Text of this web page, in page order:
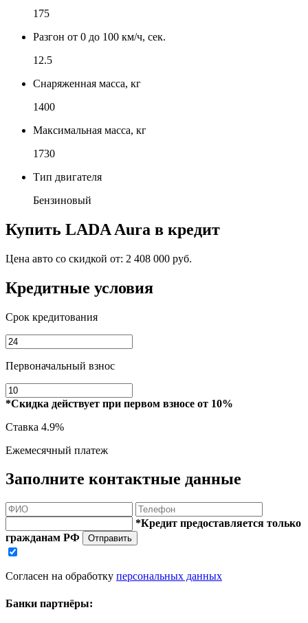
175
Разгон от 0 до 100 км/ч, сек.
12.5
Снаряженная масса, кг
1400
Максимальная масса, кг
1730
Тип двигателя
Бензиновый
Купить LADA Aura в кредит
Цена авто со скидкой от: 2 408 000 руб.
Кредитные условия
Срок кредитования
Первоначальный взнос
*Скидка действует при первом взносе от 10%
Ставка 4.9%
Ежемесячный платеж
Заполните контактные данные
*Кредит предоставляется только
гражданам РФ
Отправить
Согласен на обработку персональных данных
Банки партнёры: